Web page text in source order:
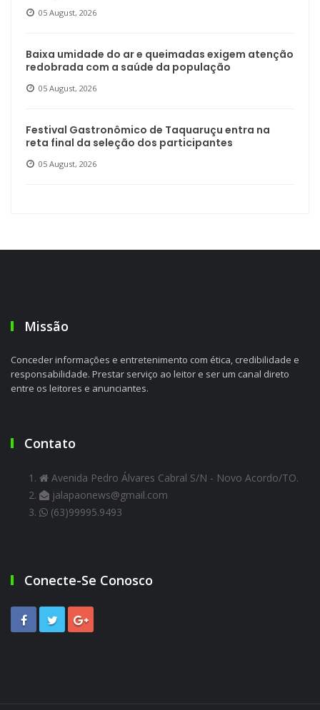
05 August, 2026
Baixa umidade do ar e queimadas exigem atenção
redobrada com a saúde da população
05 August, 2026
Festival Gastronômico de Taquaruçu entra na
reta final da seleção dos participantes
05 August, 2026
Missão
Conceder informações e entretenimento com ética, credibilidade e
responsabilidade. Prestar serviço ao leitor e ser um canal direto
entre os leitores e anunciantes.
Contato
Avenida Pedro Álvares Cabral S/N - Novo Acordo/TO.
jalapaonews@gmail.com
(63)99995.9493
Conecte-Se Conosco